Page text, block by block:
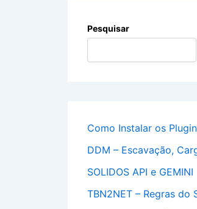
Pesquisar
Como Instalar os
DDM – Escavação,
SOLIDOS API e GEMINI
TBN2NET – Regras do